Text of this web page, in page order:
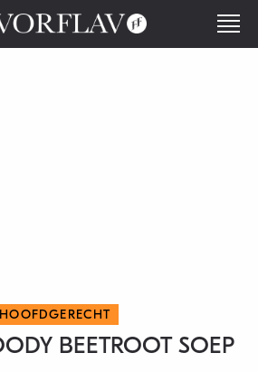
HOOFDGERECHT
BEETROOT SOEP